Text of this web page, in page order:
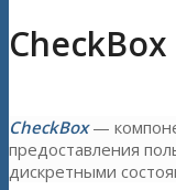
CheckBox
CheckBox —
предоставления
дискретными